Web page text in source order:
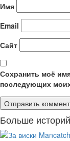
Имя
Email
Сайт
Сохранить моё
последующих
Больше историй